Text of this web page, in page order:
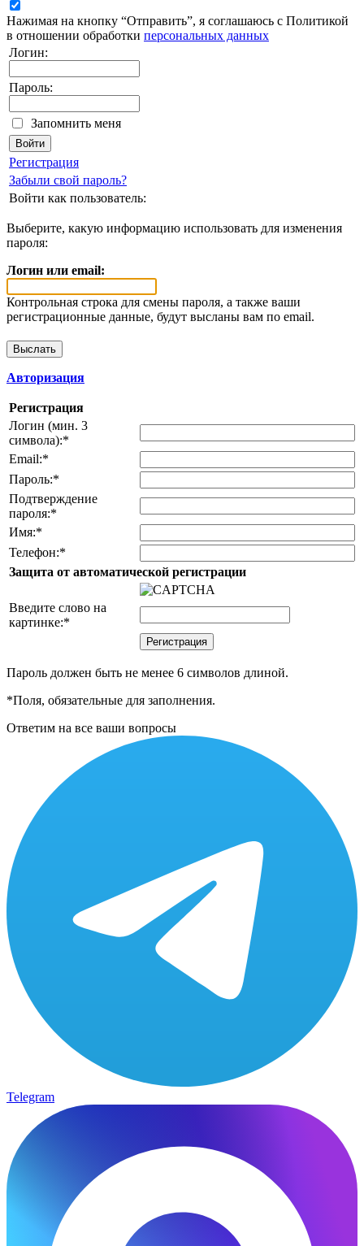
Нажимая на кнопку “Отправить”, я соглашаюсь с Политикой
в отношении обработки персональных данных
Логин:
Пароль:
Запомнить меня
Регистрация
Забыли свой пароль?
Войти как пользователь:
Выберите, какую информацию использовать для изменения
пароля:
Логин или email:
Контрольная строка для смены пароля, а также ваши
регистрационные данные, будут высланы вам по email.
Авторизация
Регистрация
Логин (мин. 3
символа):*
Email:*
Пароль:*
Подтверждение
пароля:*
Имя:*
Телефон:*
Защита от автоматической регистрации
Введите слово на
картинке:*
Пароль должен быть не менее 6 символов длиной.
*Поля, обязательные для заполнения.
Ответим на все ваши вопросы
Telegram